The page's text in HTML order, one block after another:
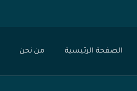
من نحن الصفحة الرئيسية